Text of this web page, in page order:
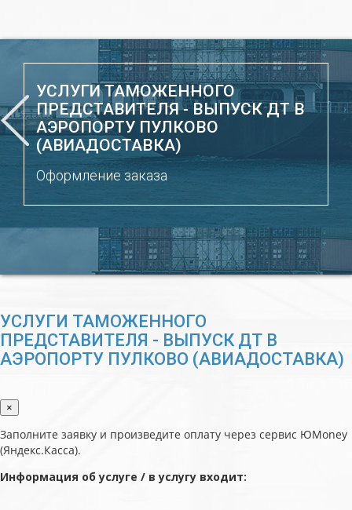
УСЛУГИ ТАМОЖЕННОГО
ПРЕДСТАВИТЕЛЯ - ВЫПУСК ДТ В
АЭРОПОРТУ ПУЛКОВО
(АВИАДОСТАВКА)
Оформление заказа
УСЛУГИ ТАМОЖЕННОГО
ПРЕДСТАВИТЕЛЯ - ВЫПУСК ДТ В
АЭРОПОРТУ ПУЛКОВО (АВИАДОСТАВКА)
×
Заполните заявку и произведите оплату через сервис ЮMoney
(Яндекс.Касса).
Информация об услуге / в услугу входит: